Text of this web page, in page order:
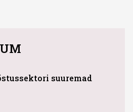
suuremad